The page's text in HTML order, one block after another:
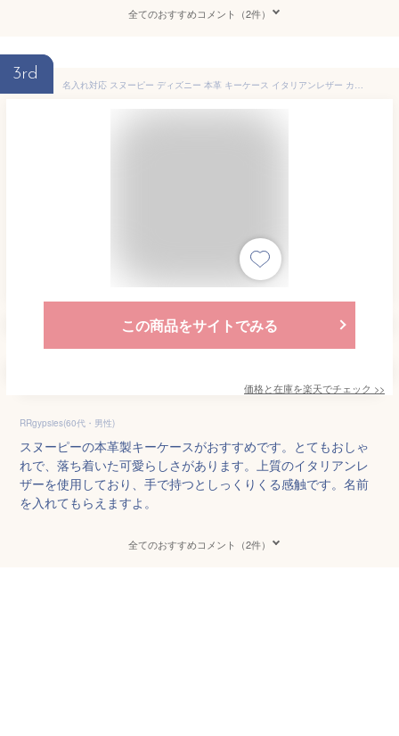
全てのおすすめコメント（2件）
3rd
名入れ対応 スヌーピー ディズニー 本革 キーケース イタリアンレザー カードキー収納可 グッズ 大人向け 鍵ケース コンパクト カード収納 スマートキーケース 男女兼用 メンズ レディース 牛革 Disney ミッキー ミニー SNOOPY 御祝 ギフト TE915
この商品をサイトでみる
価格と在庫を楽天でチェック >>
RRgypsies(60代・男性)
スヌーピーの本革製キーケースがおすすめです。とてもおしゃ
れで、落ち着いた可愛らしさがあります。上質のイタリアンレ
ザーを使用しており、手で持つとしっくりくる感触です。名前
を入れてもらえますよ。
全てのおすすめコメント（2件）